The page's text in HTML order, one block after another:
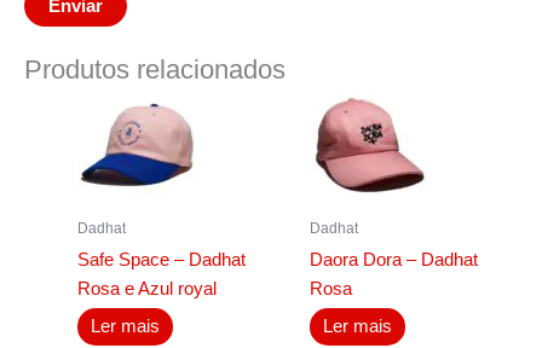
Produtos relacionados
Dadhat
Safe Space – Dadhat
Rosa e Azul royal
Ler mais
Dadhat
Daora Dora – Dadhat
Rosa
Ler mais